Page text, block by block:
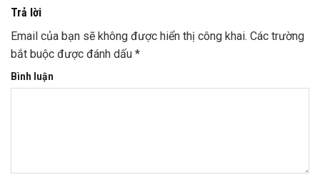
Trả lời
Email của bạn sẽ không được hiển thị công khai. Các trường
bắt buộc được đánh dấu *
Bình luận